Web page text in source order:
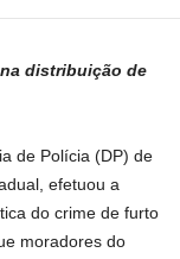
distribuição de
de Polícia (DP) de
efetuou a
do crime de furto
moradores do